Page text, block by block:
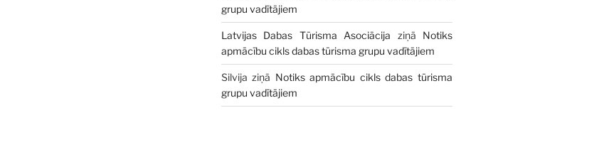
grupu vadītājiem
Latvijas Dabas Tūrisma Asociācija ziņā Notiks
apmācību cikls dabas tūrisma grupu vadītājiem
Silvija ziņā Notiks apmācību cikls dabas tūrisma
grupu vadītājiem